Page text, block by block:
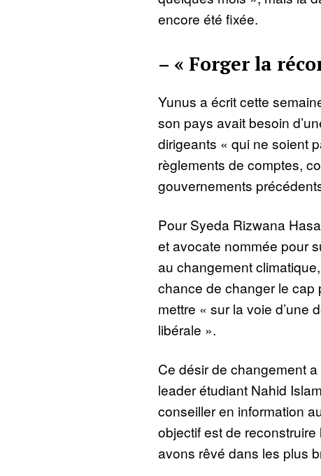
encore été fixée.
– « Forger la
Yunus a écrit cette
son pays avait besoin
dirigeants « qui ne soient
règlements de comptes,
gouvernements
Pour Syeda Rizwana
et avocate nommée pour
au changement
chance de changer le cap
mettre « sur la voie d’une
libérale ».
Ce désir de changement a
leader étudiant Nahid
conseiller en information
objectif est de
avons rêvé dans les plus